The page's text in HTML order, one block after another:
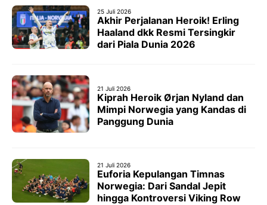
25 Juli 2026
Akhir Perjalanan Heroik! Erling
Haaland dkk Resmi Tersingkir
dari Piala Dunia 2026
21 Juli 2026
Kiprah Heroik Ørjan Nyland dan
Mimpi Norwegia yang Kandas di
Panggung Dunia
21 Juli 2026
Euforia Kepulangan Timnas
Norwegia: Dari Sandal Jepit
hingga Kontroversi Viking Row